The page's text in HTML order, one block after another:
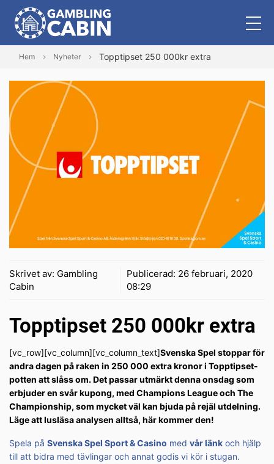
Hem Nyheter Topptipset 250 000kr extra
Skrivet av: Gambling
Cabin
Publicerad: 26 februari, 2020
08:29
Topptipset 250 000kr extra
[vc_row][vc_column][vc_column_text]Svenska Spel stoppar för
andra dagen på raken in 250 000 extra kronor i Topptipset-
potten att slåss om. Det passar utmärkt denna onsdag som
erbjuder en svår kupong, med Champions League och The
Championship, som mycket väl kan bjuda på rejäl utdelning.
Läge att lusläsa analysen alltså, här kommer den!
Spela på Svenska Spel Sport & Casino med vår länk och hjälp
till att bidra med tävlingar och annat godis vi kör i stugan.